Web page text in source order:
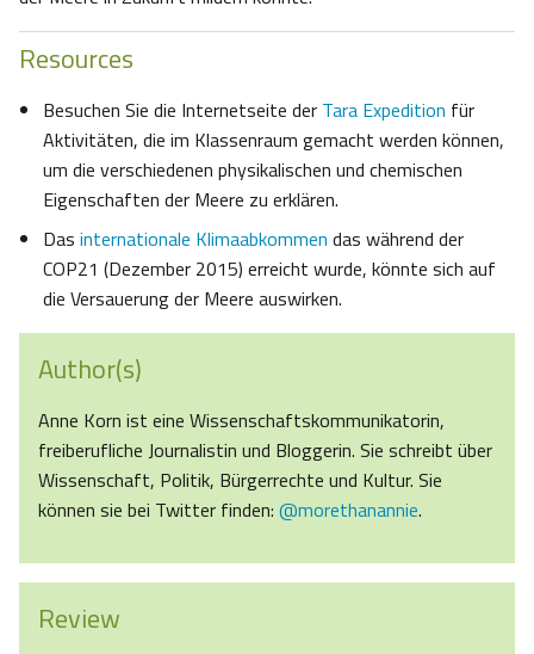
Resources
Besuchen Sie die Internetseite der Tara Expedition für
Aktivitäten, die im Klassenraum gemacht werden können,
um die verschiedenen physikalischen und chemischen
Eigenschaften der Meere zu erklären.
Das internationale Klimaabkommen das während der
COP21 (Dezember 2015) erreicht wurde, könnte sich auf
die Versauerung der Meere auswirken.
Author(s)
Anne Korn ist eine Wissenschaftskommunikatorin,
freiberufliche Journalistin und Bloggerin. Sie schreibt über
Wissenschaft, Politik, Bürgerrechte und Kultur. Sie
können sie bei Twitter finden: @morethanannie.
Review